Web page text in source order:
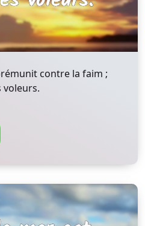
contre la faim ;
voleurs.